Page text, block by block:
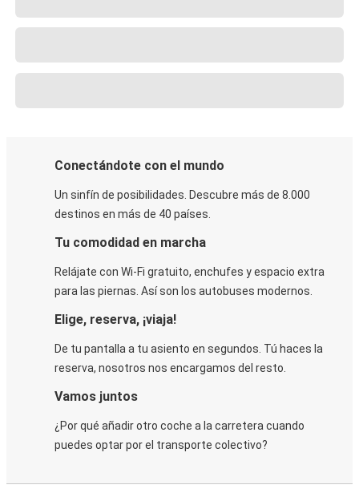
Conectándote con el mundo
Un sinfín de posibilidades. Descubre más de 8.000
destinos en más de 40 países.
Tu comodidad en marcha
Relájate con Wi-Fi gratuito, enchufes y espacio extra
para las piernas. Así son los autobuses modernos.
Elige, reserva, ¡viaja!
De tu pantalla a tu asiento en segundos. Tú haces la
reserva, nosotros nos encargamos del resto.
Vamos juntos
¿Por qué añadir otro coche a la carretera cuando
puedes optar por el transporte colectivo?